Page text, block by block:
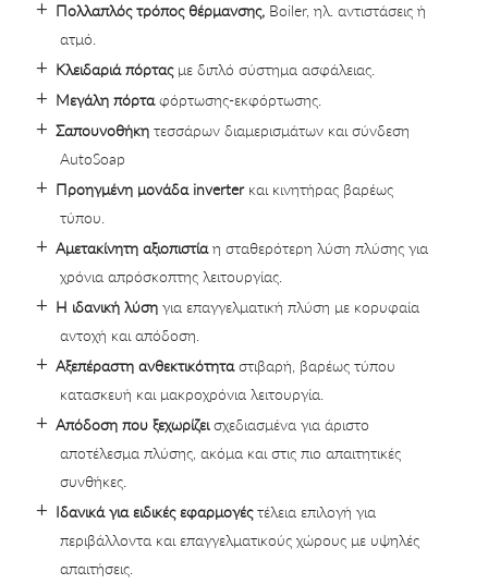
Πολλαπλός τρόπος θέρμανσης, Boiler, ηλ. αντιστάσεις ή
ατμό.
Κλειδαριά πόρταςμε διπλό σύστημα ασφάλειας.
Μεγάλη πόρταφόρτωσης-εκφόρτωσης.
Σαπουνοθήκητεσσάρων διαμερισμάτων και σύνδεση
AutoSoap
Προηγμένη μονάδα inverterκαι κινητήρας βαρέως
τύπου.
Αμετακίνητη αξιοπιστίαη σταθερότερη λύση πλύσης για
χρόνια απρόσκοπτης λειτουργίας.
Η ιδανική λύσηγια επαγγελματική πλύση με κορυφαία
αντοχή και απόδοση.
Αξεπέραστη ανθεκτικότηταστιβαρή, βαρέως τύπου
κατασκευή και μακροχρόνια λειτουργία.
Απόδοση που ξεχωρίζεισχεδιασμένα για άριστο
αποτέλεσμα πλύσης, ακόμα και στις πιο απαιτητικές
συνθήκες.
Ιδανικά για ειδικές εφαρμογέςτέλεια επιλογή για
περιβάλλοντα και επαγγελματικούς χώρους με υψηλές
απαιτήσεις.